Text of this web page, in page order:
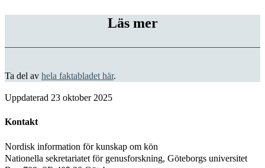
Läs mer
Ta del av hela faktabladet här.
Uppdaterad 23 oktober 2025
Kontakt
Nordisk information för kunskap om kön
Nationella sekretariatet för genusforskning, Göteborgs universitet